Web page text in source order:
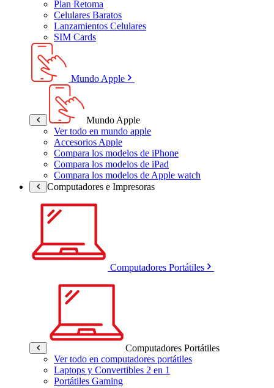
Plan Retoma
Celulares Baratos
Lanzamientos Celulares
SIM Cards
Mundo Apple
Mundo Apple
Ver todo en mundo apple
Accesorios Apple
Compara los modelos de iPhone
Compara los modelos de iPad
Compara los modelos de Apple watch
Computadores e Impresoras
Computadores Portátiles
Computadores Portátiles
Ver todo en computadores portátiles
Laptops y Convertibles 2 en 1
Portátiles Gaming